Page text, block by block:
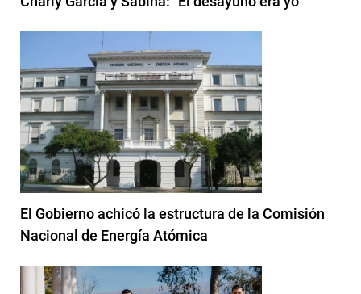
El Gobierno achicó la estructura de la Comisión
Nacional de Energía Atómica